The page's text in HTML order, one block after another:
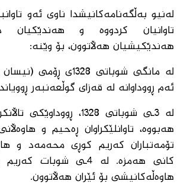
لەنیو بەڵگەنامەكانیشدا ناوی ئەو
تاوانیان كردووە و هەندێكیان
هەندێكیشیان هەڵاتوون، بۆ وێنە:
ئەم ڕووداوانە لە قەزای گوڵعەنبەر
لە 3ـی شوباتی 1328،
هەبووە، تاوانلێكراوان ڕەحیم و
تۆمەتباران كەریم كوڕی محەمەد و
كانی هەمزە. لە 4ـی
هاوەڵەكانیشی بۆ ئێران هەڵاتوون.